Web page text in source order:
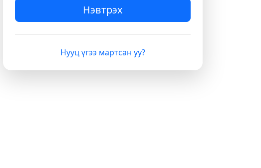
Нэвтрэх
Нууц үгээ мартсан уу?